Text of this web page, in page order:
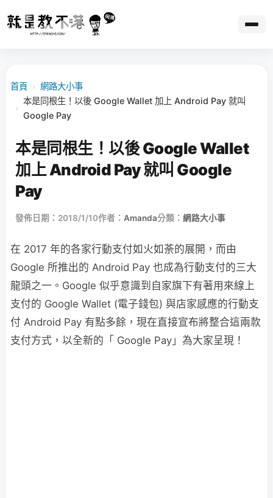
首頁 › 網路大小事
›
本是同根生！以後 Google Wallet 加上 Android Pay 就叫
Google Pay
本是同根生！以後 Google Wallet
加上 Android Pay 就叫 Google
Pay
發佈日期：2018/1/10作者： Amanda分類： 網路大小事
在 2017 年的各家行動支付如火如荼的展開，而由
Google 所推出的 Android Pay 也成為行動支付的三大
龍頭之一。Google 似乎意識到自家旗下有著用來線上
支付的 Google Wallet (電子錢包) 與店家感應的行動支
付 Android Pay 有點多餘，現在直接宣布將整合這兩款
支付方式，以全新的「 Google Pay」為大家呈現！